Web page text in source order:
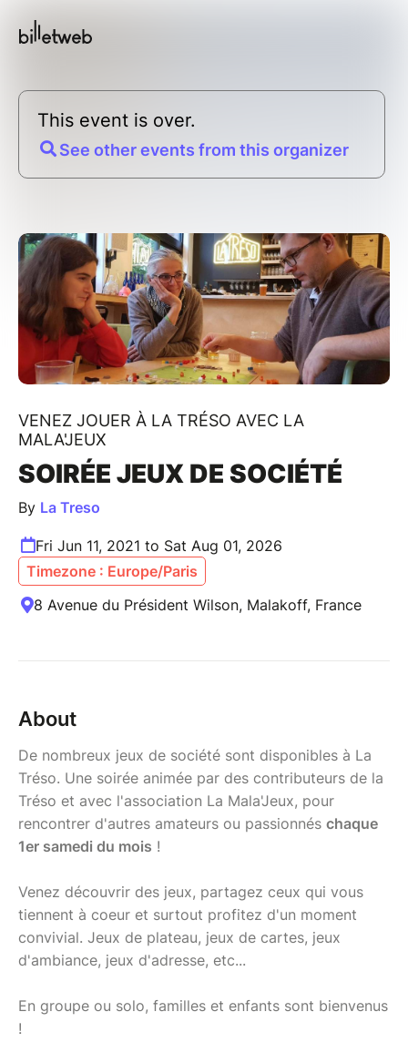
This event is over.
See other events from this organizer
VENEZ JOUER À LA TRÉSO AVEC LA
MALA'JEUX
SOIRÉE JEUX DE SOCIÉTÉ
By La Treso
Fri Jun 11, 2021 to Sat Aug 01, 2026
Timezone : Europe/Paris
8 Avenue du Président Wilson, Malakoff, France
About
De nombreux jeux de société sont disponibles à La
Tréso. Une soirée animée par des contributeurs de la
Tréso et avec l'association La Mala'Jeux, pour
rencontrer d'autres amateurs ou passionnés chaque
1er samedi du mois !
Venez découvrir des jeux, partagez ceux qui vous
tiennent à coeur et surtout profitez d'un moment
convivial. Jeux de plateau, jeux de cartes, jeux
d'ambiance, jeux d'adresse, etc...
En groupe ou solo, familles et enfants sont bienvenus
!